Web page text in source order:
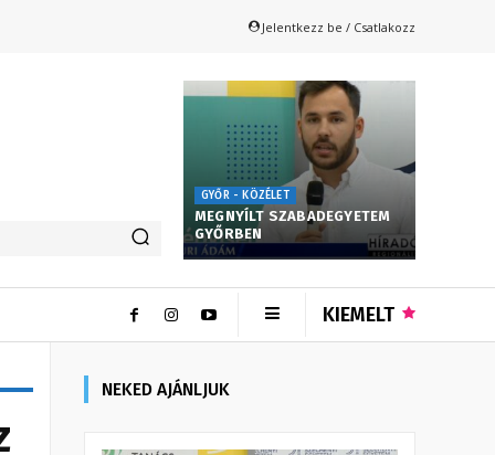
Jelentkezz be / Csatlakozz
GYŐR - KÖZÉLET
MEGNYÍLT SZABADEGYETEM
GYŐRBEN
KIEMELT
NEKED AJÁNLJUK